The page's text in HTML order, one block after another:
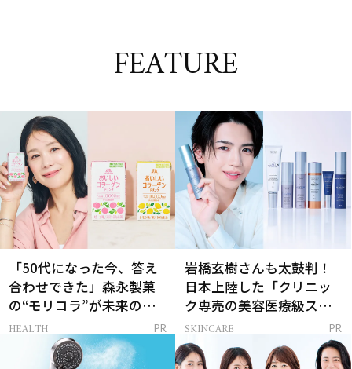
FEATURE
「50代になった今、答え
合わせできた」森永製菓
の“モリコラ”が未来のキ
レイを連れてくる！
HEALTH PR
岩橋玄樹さんも太鼓判！
日本上陸した「クリニッ
ク専売の美容医療級スキ
ンケア」
SKINCARE PR